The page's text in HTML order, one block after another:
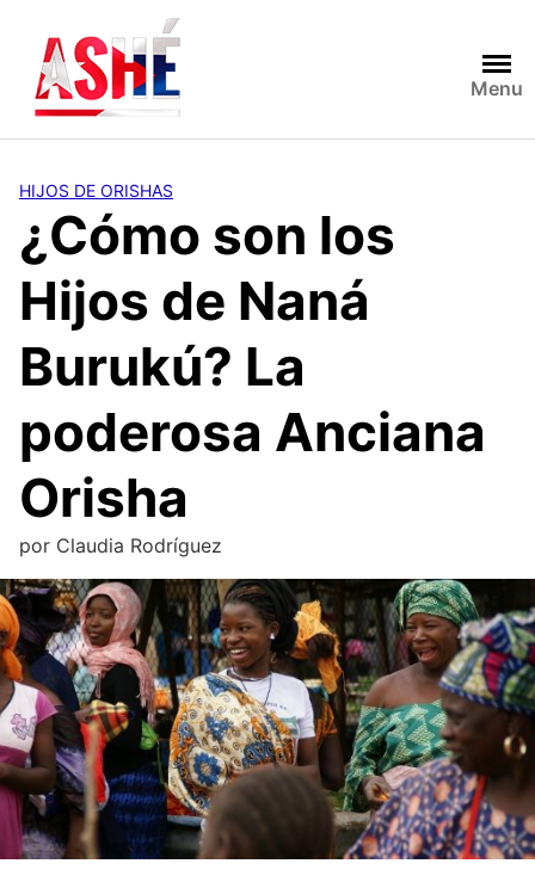
contenido
Menu
HIJOS DE ORISHAS
¿Cómo son los
Hijos de Naná
Burukú? La
poderosa Anciana
Orisha
por Claudia Rodríguez